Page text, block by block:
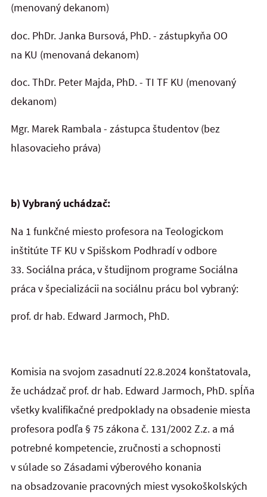
(menovaný dekanom)
doc. PhDr. Janka Bursová, PhD. - zástupkyňa OO
na KU (menovaná dekanom)
doc. ThDr. Peter Majda, PhD. - TI TF KU (menovaný
dekanom)
Mgr. Marek Rambala - zástupca študentov (bez
hlasovacieho práva)
b) Vybraný uchádzač:
Na 1 funkčné miesto profesora na Teologickom
inštitúte TF KU v Spišskom Podhradív odbore
33. Sociálna práca, v študijnom programe Sociálna
práca v špecializácii na sociálnu prácu bol vybraný:
prof. dr hab. Edward Jarmoch, PhD.
Komisia na svojom zasadnutí 22.8.2024 konštatovala,
že uchádzač prof. dr hab. Edward Jarmoch, PhD. spĺňa
všetky kvalifikačné predpoklady na obsadenie miesta
profesora podľa § 75 zákona č. 131/2002 Z.z. a má
potrebné kompetencie, zručnosti a schopnosti
v súlade so Zásadami výberového konania
na obsadzovanie pracovných miest vysokoškolských